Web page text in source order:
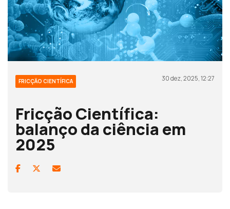
FRICÇÃO CIENTÍFICA 30 dez, 2025, 12:27
Fricção Científica:
balanço da ciência em
2025